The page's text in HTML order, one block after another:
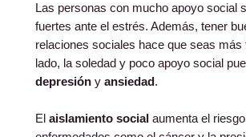
Las personas con mucho apoyo social
fuertes ante el estrés. Además, tener
relaciones sociales hace que seas más
lado, la soledad y poco apoyo social
depresión y ansiedad .
El aislamiento social aumenta el